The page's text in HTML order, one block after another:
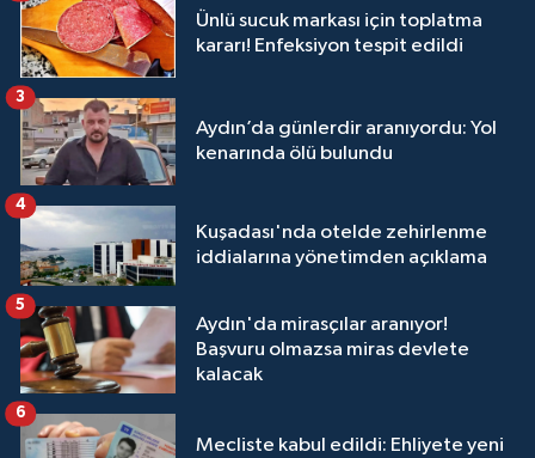
Ünlü sucuk markası için toplatma
kararı! Enfeksiyon tespit edildi
Aydın’da günlerdir aranıyordu: Yol
kenarında ölü bulundu
3
Kuşadası'nda otelde zehirlenme
iddialarına yönetimden açıklama
4
Aydın'da mirasçılar aranıyor!
Başvuru olmazsa miras devlete
kalacak
5
Mecliste kabul edildi: Ehliyete yeni
6